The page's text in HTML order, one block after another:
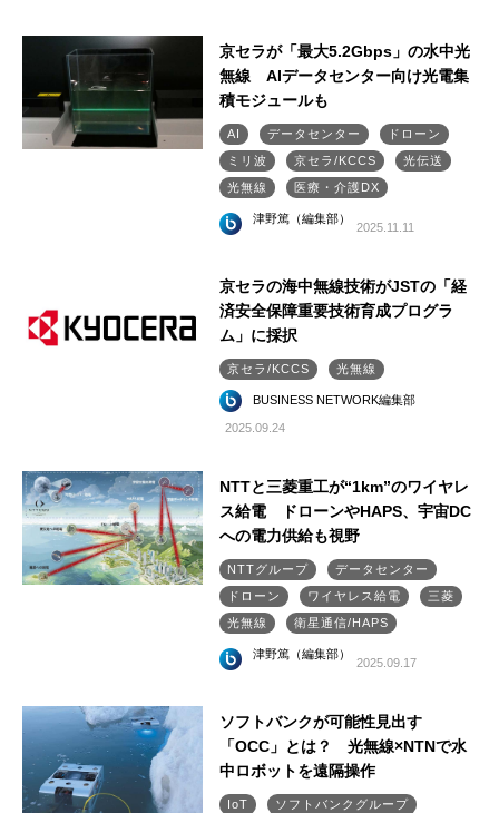
京セラが「最大5.2Gbps」の水中光
無線 AIデータセンター向け光電集
積モジュールも
AI データセンター
ドローン
ミリ波
京セラ/KCCS
光伝送
光無線
医療・介護DX
津野篤（編集部）
2025.11.11
京セラの海中無線技術がJSTの「経
済安全保障重要技術育成プログラ
ム」に採択
京セラ/KCCS 光無線
BUSINESS NETWORK編集部
2025.09.24
NTTと三菱重工が“1km”のワイヤレ
ス給電 ドローンやHAPS、宇宙DC
への電力供給も視野
NTTグループ
データセンター
ドローン
ワイヤレス給電
三菱
光無線
衛星通信/HAPS
津野篤（編集部）
2025.09.17
ソフトバンクが可能性見出す
「OCC」とは？ 光無線×NTNで水
中ロボットを遠隔操作
IoT
ソフトバンクグループ